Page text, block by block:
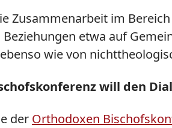
Zusammenarbeit im
etwa auf
wie von
will den
der Orthodoxen